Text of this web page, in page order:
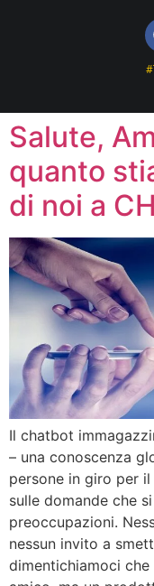
Salute,
quanto
di noi a
Il chatbot
– una conoscenza
persone in giro per
sulle domande che
preoccupazioni.
nessun invito a
dimentichiamoci